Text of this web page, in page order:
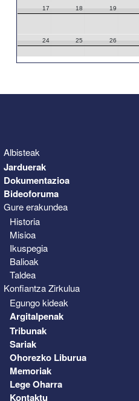
17 18 19
24 25 26
Albisteak
Jarduerak
Dokumentazioa
Bideoforuma
Gure erakundea
Historia
Misioa
Ikuspegia
Balioak
Taldea
Konfiantza Zirkulua
Egungo kideak
Argitalpenak
Tribunak
Sariak
Ohorezko Liburua
Memoriak
Lege Oharra
Kontaktu